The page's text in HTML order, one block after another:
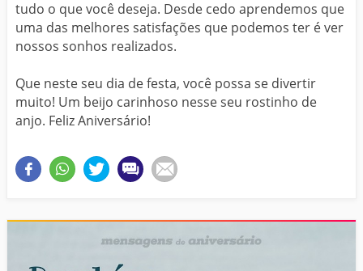
tudo o que você deseja. Desde cedo aprendemos que
uma das melhores satisfações que podemos ter é ver
nossos sonhos realizados.
Que neste seu dia de festa, você possa se divertir
muito! Um beijo carinhoso nesse seu rostinho de
anjo. Feliz Aniversário!